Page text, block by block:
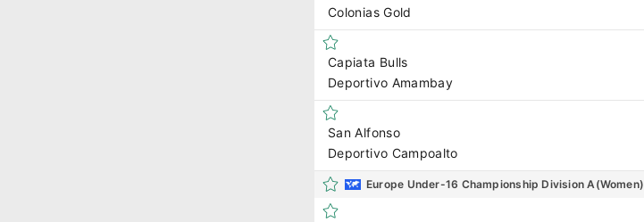
Colonias Gold
Capiata Bulls
Deportivo Amambay
San Alfonso
Deportivo Campoalto
Europe Under-16 Championship Division A(Women)